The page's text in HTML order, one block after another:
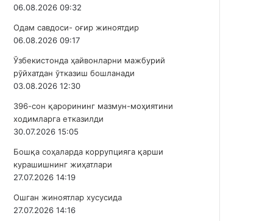
06.08.2026 09:32
Одам савдоси- оғир жиноятдир
06.08.2026 09:17
Ўзбекистонда ҳайвонларни мажбурий
рўйхатдан ўтказиш бошланади
03.08.2026 12:30
396-сон қарорининг мазмун-моҳиятини
ходимларга етказилди
30.07.2026 15:05
Бошқа соҳаларда коррупцияга қарши
курашишнинг жиҳатлари
27.07.2026 14:19
Ошган жиноятлар хусусида
27.07.2026 14:16